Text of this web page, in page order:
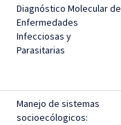
Diagnóstico Molecular de
Enfermedades
Infecciosas y
Parasitarias
Manejo de sistemas
socioecólogicos: